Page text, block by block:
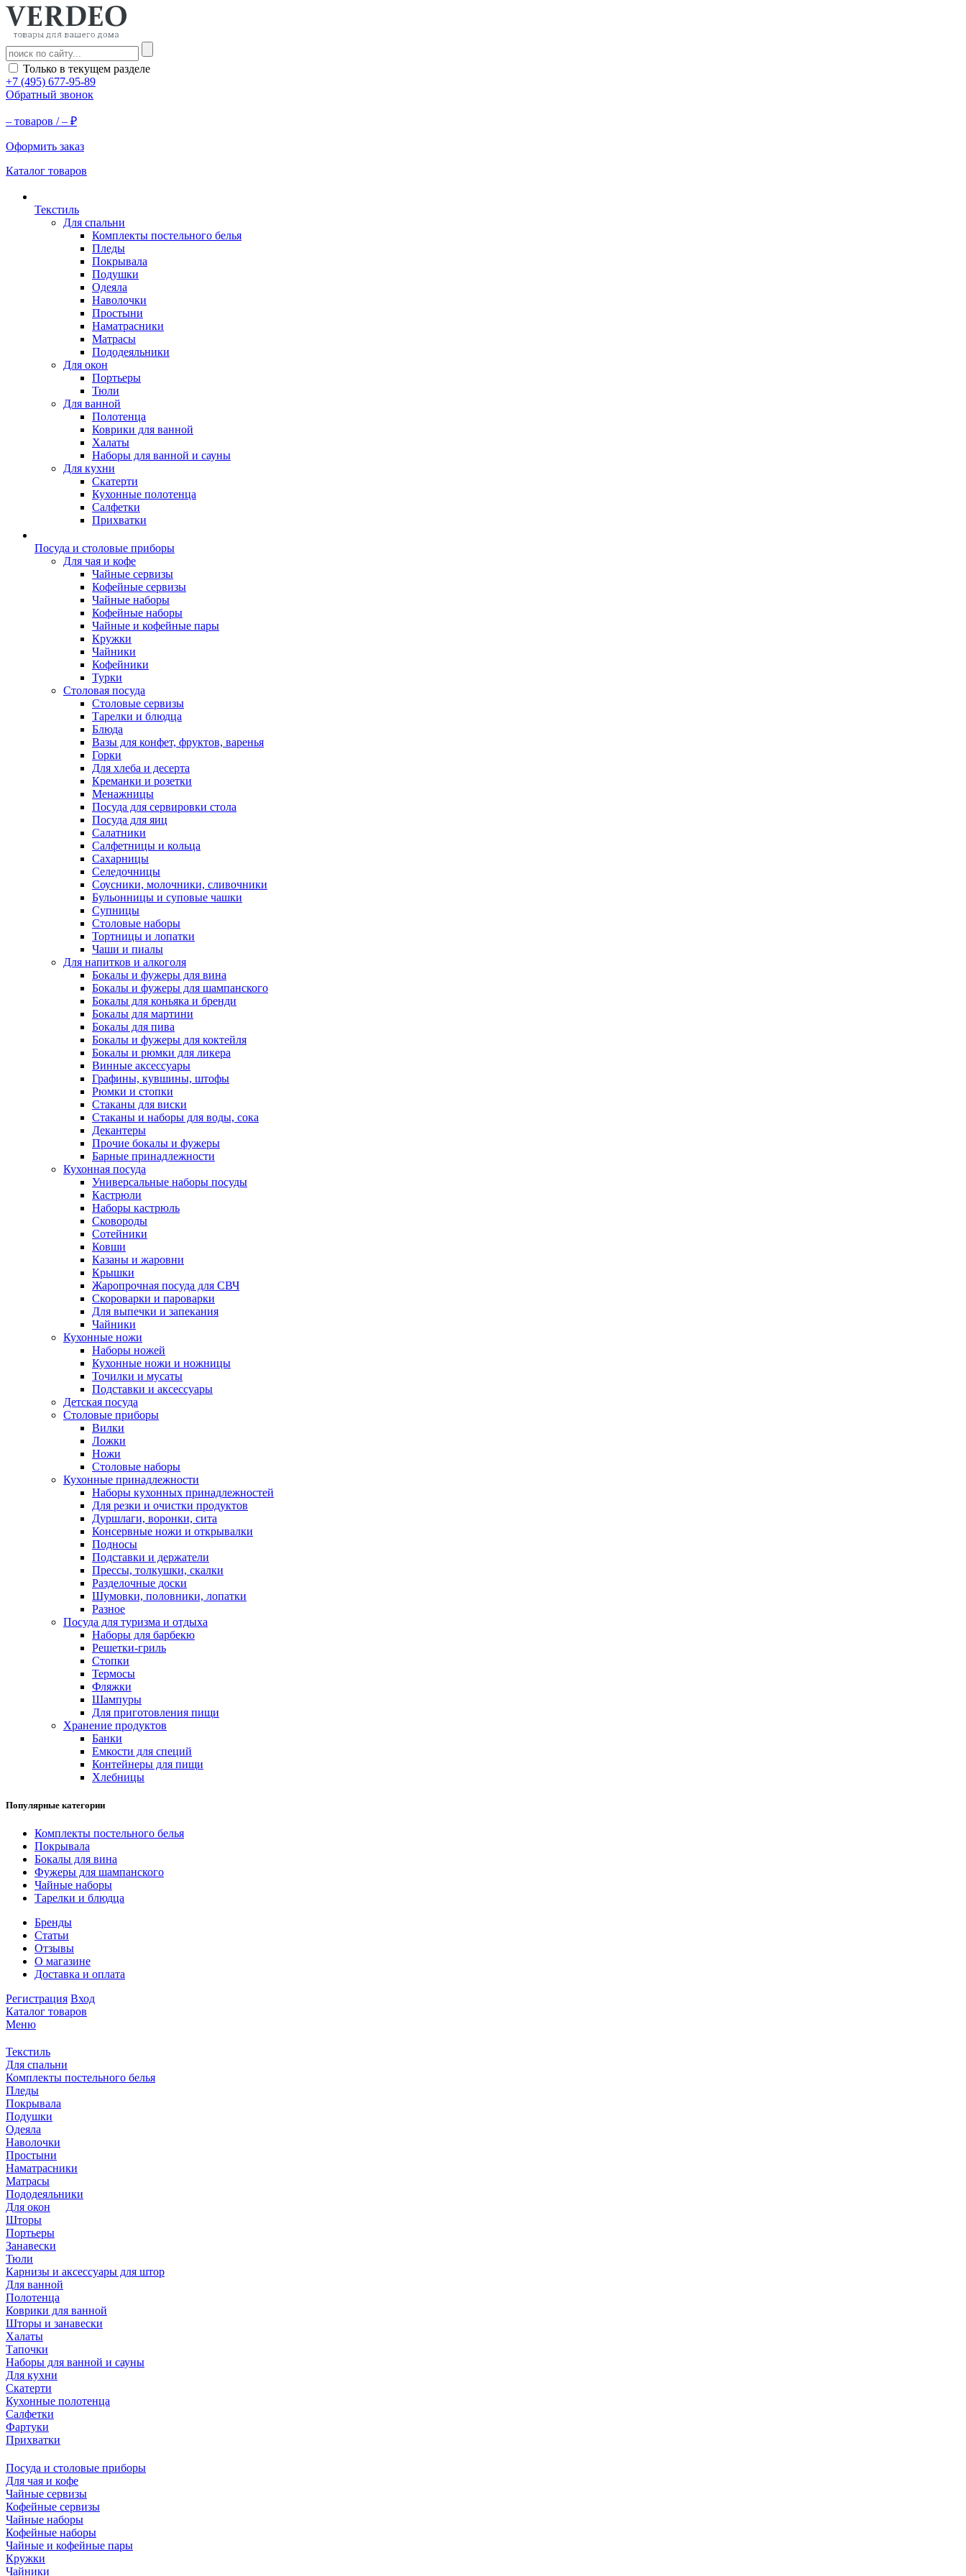
Только в текущем разделе
+7 (495) 677-95-89
Обратный звонок
– товаров /– ₽
Оформить заказ
Каталог товаров
Текстиль
Для спальни
Комплекты постельного белья
Пледы
Покрывала
Подушки
Одеяла
Наволочки
Простыни
Наматрасники
Матрасы
Пододеяльники
Для окон
Портьеры
Тюли
Для ванной
Полотенца
Коврики для ванной
Халаты
Наборы для ванной и сауны
Для кухни
Скатерти
Кухонные полотенца
Салфетки
Прихватки
Посуда и столовые приборы
Для чая и кофе
Чайные сервизы
Кофейные сервизы
Чайные наборы
Кофейные наборы
Чайные и кофейные пары
Кружки
Чайники
Кофейники
Турки
Столовая посуда
Столовые сервизы
Тарелки и блюдца
Блюда
Вазы для конфет, фруктов, варенья
Горки
Для хлеба и десерта
Креманки и розетки
Менажницы
Посуда для сервировки стола
Посуда для яиц
Салатники
Салфетницы и кольца
Сахарницы
Селедочницы
Соусники, молочники, сливочники
Бульонницы и суповые чашки
Супницы
Столовые наборы
Тортницы и лопатки
Чаши и пиалы
Для напитков и алкоголя
Бокалы и фужеры для вина
Бокалы и фужеры для шампанского
Бокалы для коньяка и бренди
Бокалы для мартини
Бокалы для пива
Бокалы и фужеры для коктейля
Бокалы и рюмки для ликера
Винные аксессуары
Графины, кувшины, штофы
Рюмки и стопки
Стаканы для виски
Стаканы и наборы для воды, сока
Декантеры
Прочие бокалы и фужеры
Барные принадлежности
Кухонная посуда
Универсальные наборы посуды
Кастрюли
Наборы кастрюль
Сковороды
Сотейники
Ковши
Казаны и жаровни
Крышки
Жаропрочная посуда для СВЧ
Скороварки и пароварки
Для выпечки и запекания
Чайники
Кухонные ножи
Наборы ножей
Кухонные ножи и ножницы
Точилки и мусаты
Подставки и аксессуары
Детская посуда
Столовые приборы
Вилки
Ложки
Ножи
Столовые наборы
Кухонные принадлежности
Наборы кухонных принадлежностей
Для резки и очистки продуктов
Дуршлаги, воронки, сита
Консервные ножи и открывалки
Подносы
Подставки и держатели
Прессы, толкушки, скалки
Разделочные доски
Шумовки, половники, лопатки
Разное
Посуда для туризма и отдыха
Наборы для барбекю
Решетки-гриль
Стопки
Термосы
Фляжки
Шампуры
Для приготовления пищи
Хранение продуктов
Банки
Емкости для специй
Контейнеры для пищи
Хлебницы
Популярные категории
Комплекты постельного белья
Покрывала
Бокалы для вина
Фужеры для шампанского
Чайные наборы
Тарелки и блюдца
Бренды
Статьи
Отзывы
О магазине
Доставка и оплата
Регистрация Вход
Каталог товаров
Меню
Текстиль
Для спальни
Комплекты постельного белья
Пледы
Покрывала
Подушки
Одеяла
Наволочки
Простыни
Наматрасники
Матрасы
Пододеяльники
Для окон
Шторы
Портьеры
Занавески
Тюли
Карнизы и аксессуары для штор
Для ванной
Полотенца
Коврики для ванной
Шторы и занавески
Халаты
Тапочки
Наборы для ванной и сауны
Для кухни
Скатерти
Кухонные полотенца
Салфетки
Фартуки
Прихватки
Посуда и столовые приборы
Для чая и кофе
Чайные сервизы
Кофейные сервизы
Чайные наборы
Кофейные наборы
Чайные и кофейные пары
Кружки
Чайники